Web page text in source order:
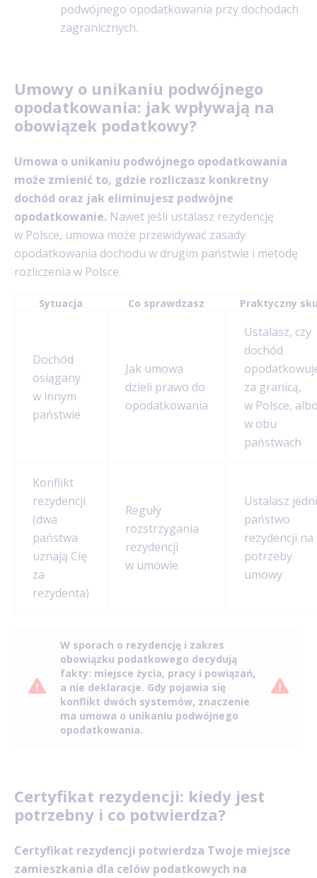
podwójnego opodatkowania przy dochodach
zagranicznych.
Umowy o unikaniu podwójnego
opodatkowania: jak wpływają na
obowiązek podatkowy?
Umowa o unikaniu podwójnego opodatkowania
może zmienić to, gdzie rozliczasz konkretny
dochód oraz jak eliminujesz podwójne
opodatkowanie. Nawet jeśli ustalasz rezydencję
w Polsce, umowa może przewidywać zasady
opodatkowania dochodu w drugim państwie i metodę
rozliczenia w Polsce.
Sytuacja Co sprawdzasz Praktyczny
Dochód
osiągany
w innym
państwie
Jak umowa
dzieli prawo do
opodatkowania
Ustalasz, czy
dochód
za granicą,
w Polsce,
w obu
państwach
Konflikt
rezydencji
(dwa
państwa
uznają Cię
za
rezydenta)
Reguły
rozstrzygania
rezydencji
w umowie
Ustalasz
państwo
rezydencji na
potrzeby
umowy
W sporach o rezydencję i zakres
obowiązku podatkowego decydują
fakty: miejsce życia, pracy i powiązań,
a nie deklaracje. Gdy pojawia się
konflikt dwóch systemów, znaczenie
ma umowa o unikaniu podwójnego
opodatkowania.
Certyfikat rezydencji: kiedy jest
potrzebny i co potwierdza?
Certyfikat rezydencji potwierdza Twoje miejsce
zamieszkania dla celów podatkowych na